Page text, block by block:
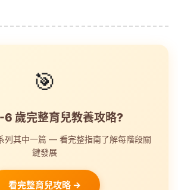
🎯
6 歲完整育兒教養攻略?
列其中一篇 — 看完整指南了解每階段關
鍵發展
看完整育兒攻略 →